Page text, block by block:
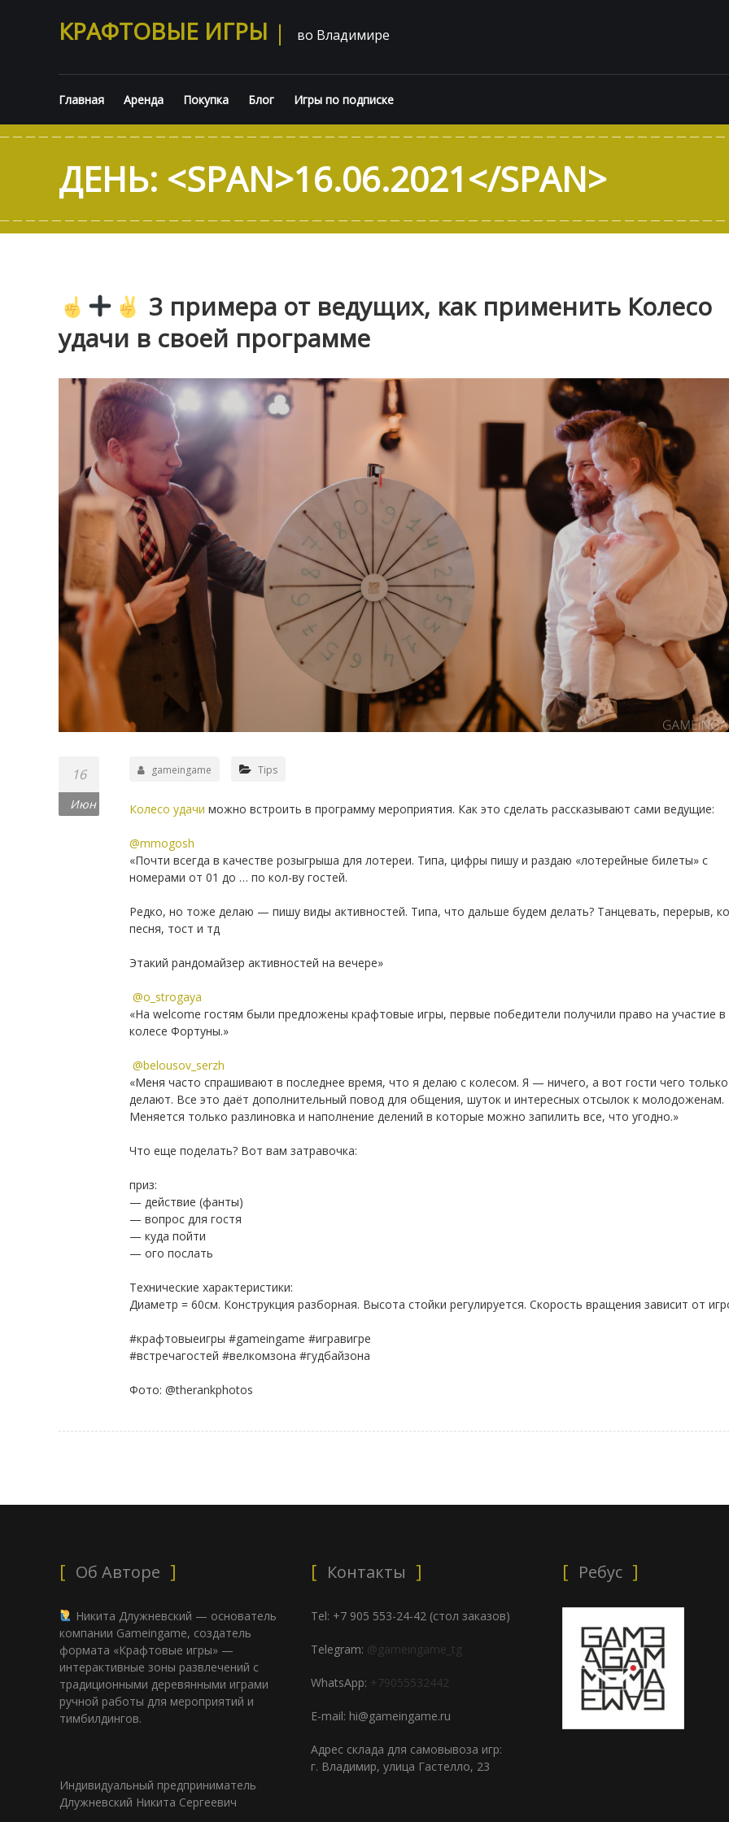
КРАФТОВЫЕ ИГРЫ во Владимире
Главная Аренда Покупка Блог Игры по подписке
ДЕНЬ: <SPAN>16.06.2021</SPAN>
3 примера от ведущих, как применить Колесо
удачи в своей программе
16
Июн
gameingame Tips
Колесо удачи можно встроить в программу мероприятия. Как это сделать рассказывают сами ведущие:
@mmogosh
«Почти всегда в качестве розыгрыша для лотереи. Типа, цифры пишу и раздаю «лотерейные билеты» с
номерами от 01 до … по кол-ву гостей.
Редко, но тоже делаю — пишу виды активностей. Типа, что дальше будем делать? Танцевать, перерыв,
песня, тост и тд
Этакий рандомайзер активностей на вечере»
@o_strogaya
«На welcome гостям были предложены крафтовые игры, первые победители получили право на участие в
колесе Фортуны.»
@belousov_serzh
«Меня часто спрашивают в последнее время, что я делаю с колесом. Я — ничего, а вот гости чего
делают. Все это даёт дополнительный повод для общения, шуток и интересных отсылок к молодоженам.
Меняется только разлиновка и наполнение делений в которые можно запилить все, что угодно.»
Что еще поделать? Вот вам затравочка:
приз:
— действие (фанты)
— вопрос для гостя
— куда пойти
— ого послать
Технические характеристики:
Диаметр = 60см. Конструкция разборная. Высота стойки регулируется. Скорость вращения зависит от
#крафтовыеигры #gameingame #игравигре
#встречагостей #велкомзона #гудбайзона
Фото: @therankphotos
Об Авторе
Никита Длужневский — основатель
компании Gameingame, создатель
формата «Крафтовые игры» —
интерактивные зоны развлечений с
традиционными деревянными играми
ручной работы для мероприятий и
тимбилдингов.
Индивидуальный предприниматель
Длужневский Никита Сергеевич
Контакты
Tel: +7 905 553-24-42 (стол заказов)
Telegram: @gameingame_tg
WhatsApp: +79055532442
E-mail: hi@gameingame.ru
Адрес склада для самовывоза игр:
г. Владимир, улица Гастелло, 23
Ребус